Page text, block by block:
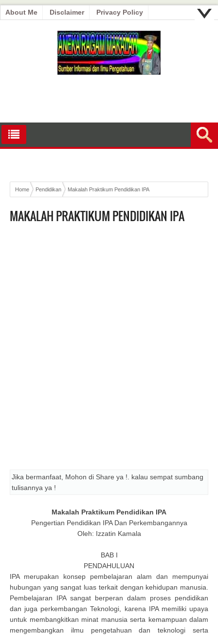
About Me Disclaimer Privacy Policy
Home Pendidikan Makalah Praktikum Pendidikan IPA
MAKALAH PRAKTIKUM PENDIDIKAN IPA
Jika bermanfaat, Mohon di Share ya !. kalau sempat sumbang
tulisannya ya !
Makalah Praktikum Pendidikan IPA
Pengertian Pendidikan IPA Dan Perkembangannya
Oleh: Izzatin Kamala
BAB I
PENDAHULUAN
IPA merupakan konsep pembelajaran alam dan mempunyai
hubungan yang sangat luas terkait dengan kehidupan manusia.
Pembelajaran IPA sangat berperan dalam proses pendidikan
dan juga perkembangan Teknologi, karena IPA memiliki upaya
untuk membangkitkan minat manusia serta kemampuan dalam
mengembangkan ilmu pengetahuan dan teknologi serta